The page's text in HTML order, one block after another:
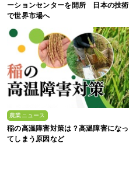
ーションセンターを開所 日本の技術
で世界市場へ
農業ニュース
稲の高温障害対策は？高温障害になっ
てしまう原因など